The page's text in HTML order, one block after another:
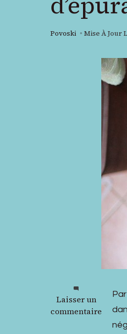
Povoski Mise À Jour
Laisser un
commentaire
sur
Quel